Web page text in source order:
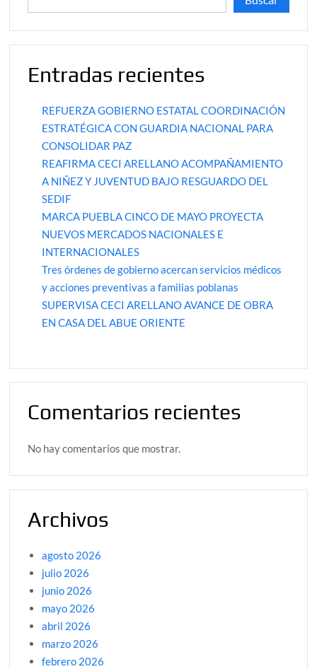
Entradas recientes
REFUERZA GOBIERNO ESTATAL COORDINACIÓN
ESTRATÉGICA CON GUARDIA NACIONAL PARA
CONSOLIDAR PAZ
REAFIRMA CECI ARELLANO ACOMPAÑAMIENTO
A NIÑEZ Y JUVENTUD BAJO RESGUARDO DEL
SEDIF
MARCA PUEBLA CINCO DE MAYO PROYECTA
NUEVOS MERCADOS NACIONALES E
INTERNACIONALES
Tres órdenes de gobierno acercan servicios médicos
y acciones preventivas a familias poblanas
SUPERVISA CECI ARELLANO AVANCE DE OBRA
EN CASA DEL ABUE ORIENTE
Comentarios recientes
No hay comentarios que mostrar.
Archivos
agosto 2026
julio 2026
junio 2026
mayo 2026
abril 2026
marzo 2026
febrero 2026